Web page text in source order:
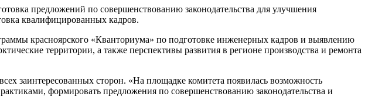
предложений по совершенствованию законодательства для улучшения
квалифицированных кадров.
красноярского «Кванториума» по подготовке инженерных кадров и выявлению
территории, а также перспективы развития в регионе производства и ремонта
заинтересованных сторон. «На площадке комитета появилась возможность
формировать предложения по совершенствованию законодательства и